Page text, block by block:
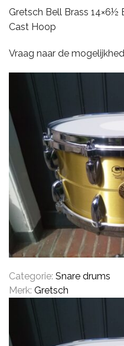
CYMBALS
PERCUSSIE
ACCESSOIRES
ONLINE SALE
Gretsch Bell Brass 14×6½
Cast Hoop
Vraag naar de
Categorie: Snare drums
Merk: Gretsch